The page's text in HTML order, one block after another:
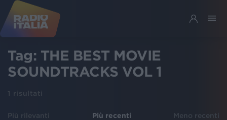
Tag: THE BEST MOVIE
SOUNDTRACKS VOL 1
1 risultati
Più rilevanti Più recenti Meno recenti